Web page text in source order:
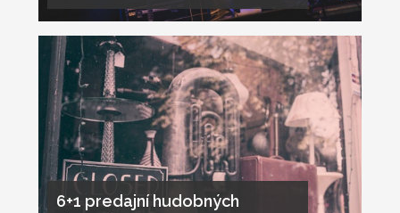
6+1 predajní hudobných